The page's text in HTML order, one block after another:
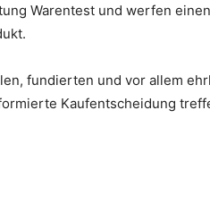
Warentest und werfen
fundierten und vor allem
Kaufentscheidung